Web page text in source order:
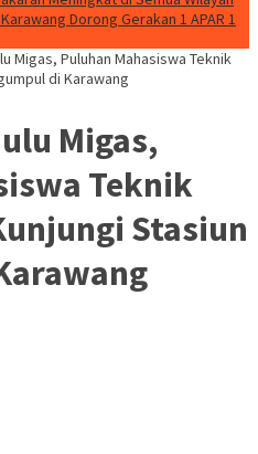
Dorong Gerakan 1 APAR 1
Migas, Puluhan Mahasiswa Teknik
di Karawang
Migas,
Teknik
Stasiun